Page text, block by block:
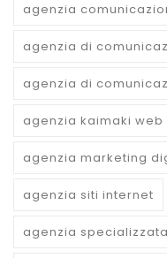
agenzia
agenzia di
agenzia di
agenzia kaimaki web
agenzia marketing
agenzia siti internet
agenzia